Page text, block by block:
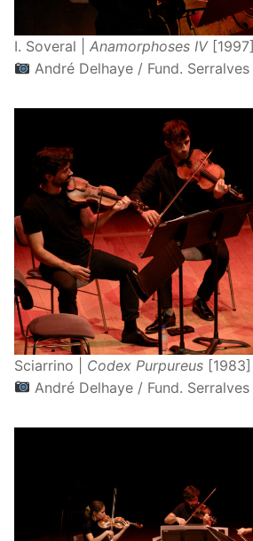
I. Soveral | Anamorphoses IV[1997]
André Delhaye / Fund. Serralves
Sciarrino | Codex Purpureus [1983]
André Delhaye / Fund. Serralves